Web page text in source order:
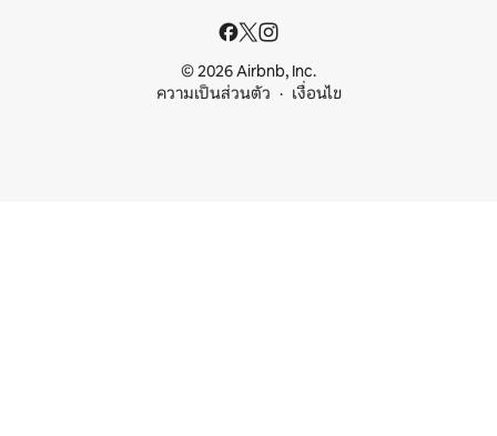
© 2026 Airbnb, Inc.
ความเป็นส่วนตัว
เงื่อนไข